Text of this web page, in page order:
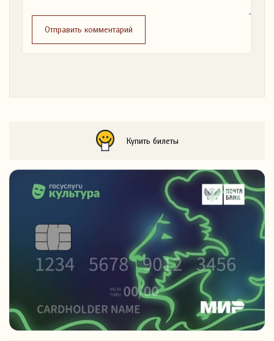
Отправить комментарий
Купить билеты